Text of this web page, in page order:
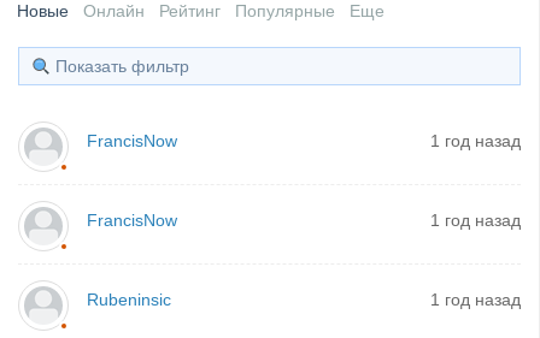
Новые Онлайн Рейтинг Популярные Еще
Показать фильтр
FrancisNow 1 год назад
FrancisNow 1 год назад
Rubeninsic 1 год назад